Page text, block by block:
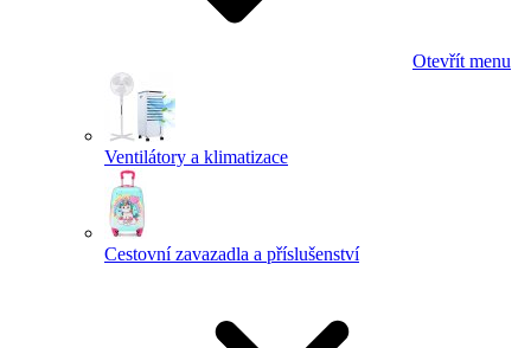
Otevřít menu
Ventilátory a klimatizace
Cestovní zavazadla a příslušenství